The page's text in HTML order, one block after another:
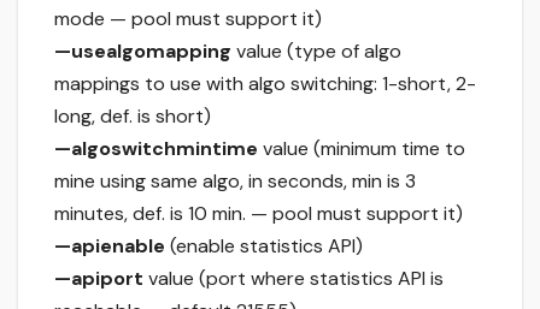
mode — pool must support it)
—usealgomapping value (type of algo
mappings to use with algo switching: 1-short, 2-
long, def. is short)
—algoswitchmintime value (minimum time to
mine using same algo, in seconds, min is 3
minutes, def. is 10 min. — pool must support it)
—apienable (enable statistics API)
—apiport value (port where statistics API is